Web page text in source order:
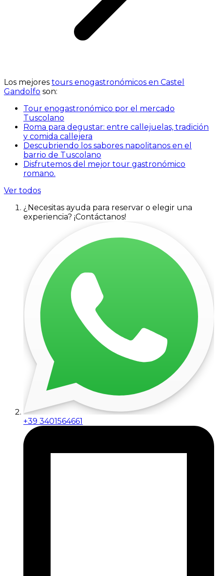
Los mejores tours enogastronómicos en Castel
Gandolfo son:
Tour enogastronómico por el mercado
Tuscolano
Roma para degustar: entre callejuelas, tradición
y comida callejera
Descubriendo los sabores napolitanos en el
barrio de Tuscolano
Disfrutemos del mejor tour gastronómico
romano.
Ver todos
¿Necesitas ayuda para reservar o elegir una
experiencia? ¡Contáctanos!
+39 3401564661